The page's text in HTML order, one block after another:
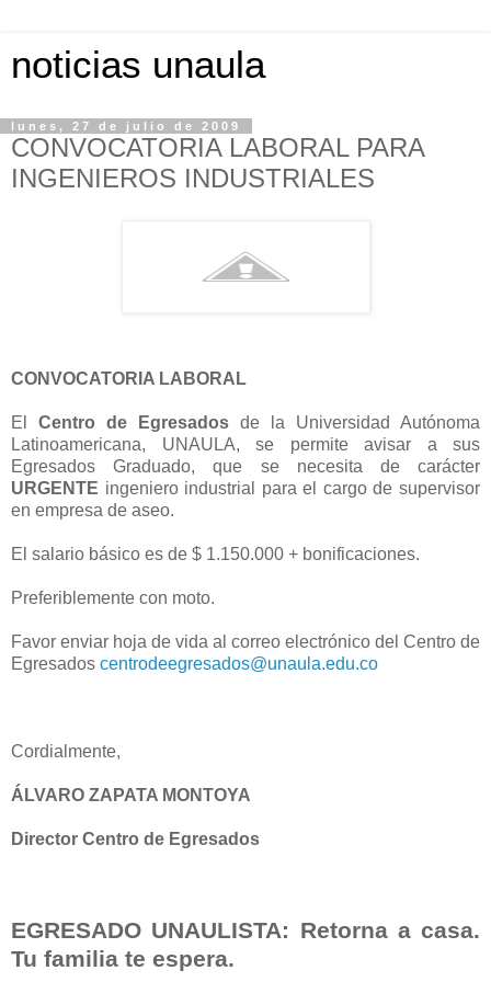
noticias unaula
lunes, 27 de julio de 2009
CONVOCATORIA LABORAL PARA
INGENIEROS INDUSTRIALES
CONVOCATORIA LABORAL
El Centro de Egresados de la Universidad Autónoma
Latinoamericana, UNAULA, se permite avisar a sus
Egresados Graduado, que se necesita de carácter
URGENTE ingeniero industrial para el cargo de supervisor
en empresa de aseo.
El salario básico es de $ 1.150.000 + bonificaciones.
Preferiblemente con moto.
Favor enviar hoja de vida al correo electrónico del Centro de
Egresados centrodeegresados@unaula.edu.co
Cordialmente,
ÁLVARO ZAPATA MONTOYA
Director Centro de Egresados
EGRESADO UNAULISTA: Retorna a casa.
Tu familia te espera.